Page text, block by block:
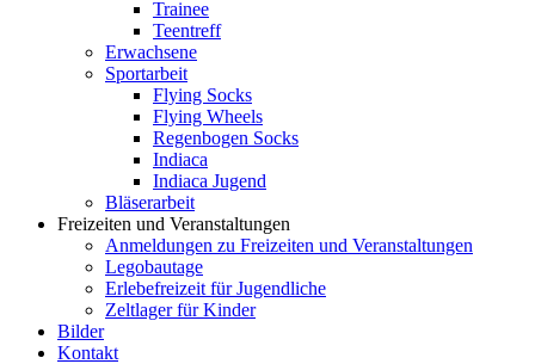
Trainee
Teentreff
Erwachsene
Sportarbeit
Flying Socks
Flying Wheels
Regenbogen Socks
Indiaca
Indiaca Jugend
Bläserarbeit
Freizeiten und Veranstaltungen
Anmeldungen zu Freizeiten und Veranstaltungen
Legobautage
Erlebefreizeit für Jugendliche
Zeltlager für Kinder
Bilder
Kontakt